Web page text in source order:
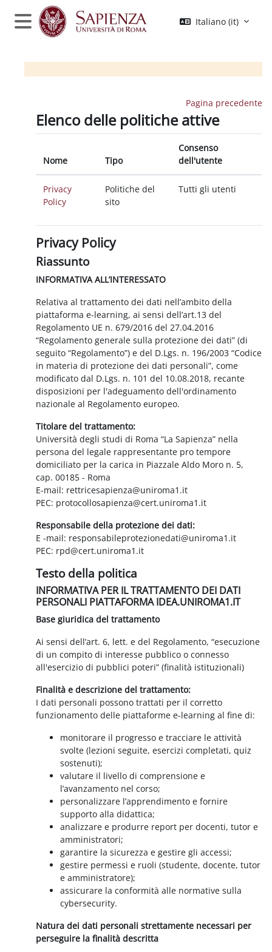
Vai al contenuto principale
Pannello laterale
Italiano ‎(it)‎
Pagina precedente
Elenco delle politiche attive
Nome Tipo
Consenso
dell'utente
Privacy
Policy
Politiche del
sito
Tutti gli utenti
Privacy Policy
Riassunto
INFORMATIVA ALL’INTERESSATO
Relativa al trattamento dei dati nell’ambito della
piattaforma e-learning, ai sensi dell’art.13 del
Regolamento UE n. 679/2016 del 27.04.2016
“Regolamento generale sulla protezione dei dati” (di
seguito “Regolamento”) e del D.Lgs. n. 196/2003 “Codice
in materia di protezione dei dati personali”, come
modificato dal D.Lgs. n. 101 del 10.08.2018, recante
disposizioni per l'adeguamento dell'ordinamento
nazionale al Regolamento europeo.
Titolare del trattamento:
Università degli studi di Roma “La Sapienza” nella
persona del legale rappresentante pro tempore
domiciliato per la carica in Piazzale Aldo Moro n. 5,
cap. 00185 - Roma
E-mail: rettricesapienza@uniroma1.it
PEC: protocollosapienza@cert.uniroma1.it
Responsabile della protezione dei dati:
E -mail: responsabileprotezionedati@uniroma1.it
PEC: rpd@cert.uniroma1.it
Testo della politica
INFORMATIVA PER IL TRATTAMENTO DEI DATI
PERSONALI PIATTAFORMA IDEA.UNIROMA1.IT
Base giuridica del trattamento
Ai sensi dell’art. 6, lett. e del Regolamento, “esecuzione
di un compito di interesse pubblico o connesso
all'esercizio di pubblici poteri” (finalità istituzionali)
Finalità e descrizione del trattamento:
I dati personali possono trattati per il corretto
funzionamento delle piattaforme e-learning al fine di:
monitorare il progresso e tracciare le attività
svolte (lezioni seguite, esercizi completati, quiz
sostenuti);
valutare il livello di comprensione e
l’avanzamento nel corso;
personalizzare l’apprendimento e fornire
supporto alla didattica;
analizzare e produrre report per docenti, tutor e
amministratori;
garantire la sicurezza e gestire gli accessi;
gestire permessi e ruoli (studente, docente, tutor
e amministratore);
assicurare la conformità alle normative sulla
cybersecurity.
Natura dei dati personali strettamente necessari per
perseguire la finalità descritta